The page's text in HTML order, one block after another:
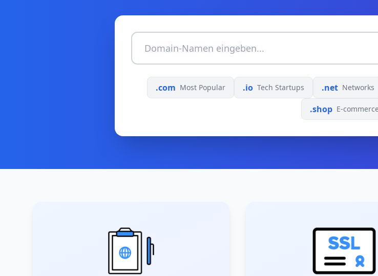
.com Most Popular .io Tech Startups .net Networks
.shop E-